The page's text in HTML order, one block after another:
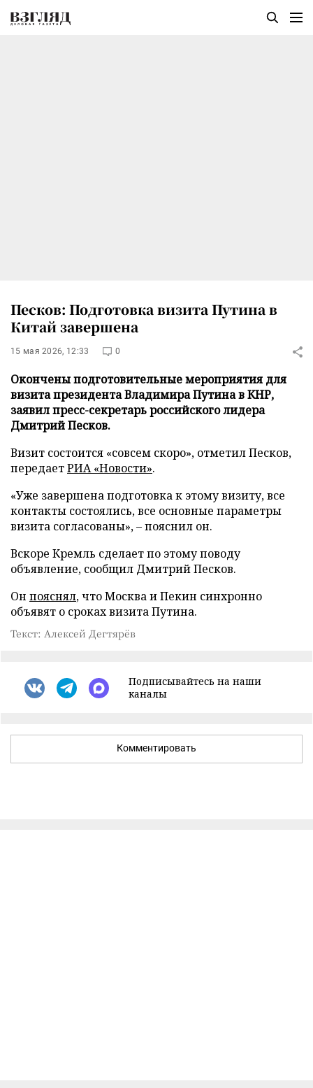
Песков: Подготовка визита Путина в
Китай завершена
15 мая 2026, 12:33 0
Окончены подготовительные мероприятия для
визита президента Владимира Путина в КНР,
заявил пресс-секретарь российского лидера
Дмитрий Песков.
Визит состоится «совсем скоро», отметил Песков,
передаетРИА «Новости».
«Уже завершена подготовка к этому визиту, все
контакты состоялись, все основные параметры
визита согласованы», – пояснил он.
Вскоре Кремль сделает по этому поводу
объявление, сообщил Дмитрий Песков.
Он пояснял, что Москва и Пекин синхронно
объявят о сроках визита Путина.
Текст: Алексей Дегтярёв
Подписывайтесь на наши
каналы
Комментировать